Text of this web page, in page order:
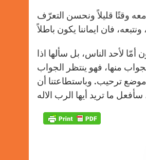
معه وقتًا قليلاً ونحسن التعرّف
لأحد الناس، بل سألها اذا
منها، فهو ينتظر الجواب
موضع ترحيب. وباستطاعتنا أن